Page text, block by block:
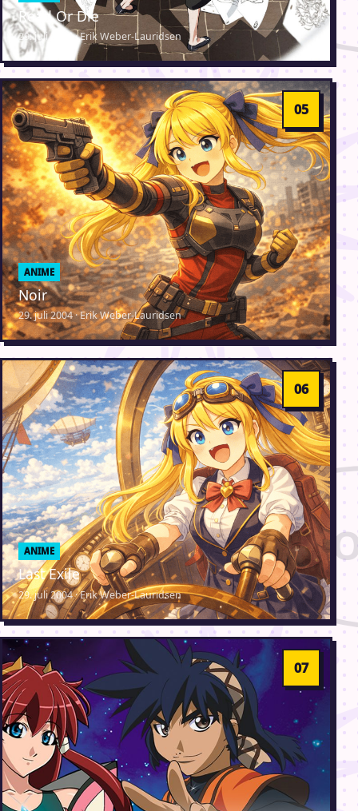
Read Or Die
29. juli 2004 · Erik Weber-Lauridsen
ANIME
Noir
29. juli 2004 · Erik Weber-Lauridsen
ANIME
Last Exile
29. juli 2004 · Erik Weber-Lauridsen